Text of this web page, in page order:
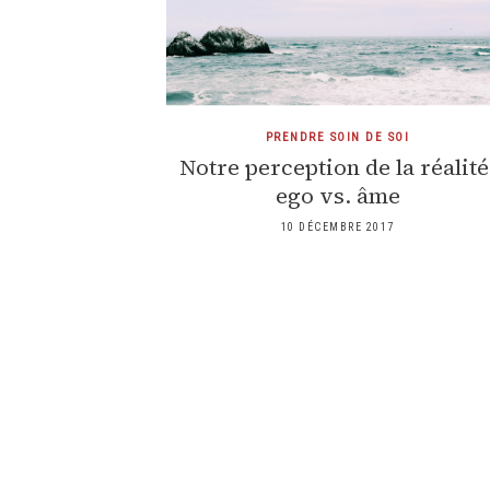
PRENDRE SOIN DE SOI
Notre perception de la
ego vs. âme
10 DÉCEMBRE 2017